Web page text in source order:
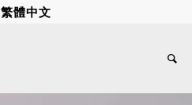
繁體中文